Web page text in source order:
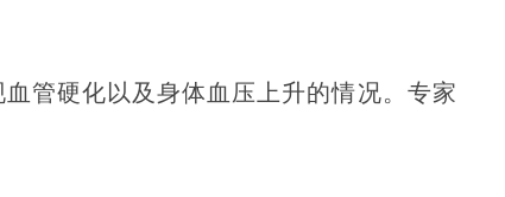
管硬化以及身体血压上升的情况。专家